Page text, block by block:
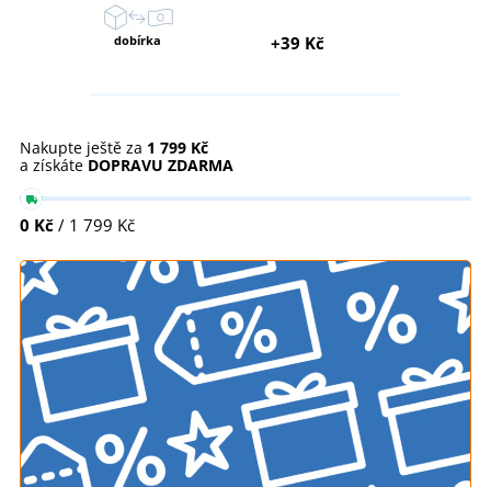
dobírka +39 Kč
Nakupte ještě za 1 799 Kč
a získáte DOPRAVU ZDARMA
0 Kč / 1 799 Kč